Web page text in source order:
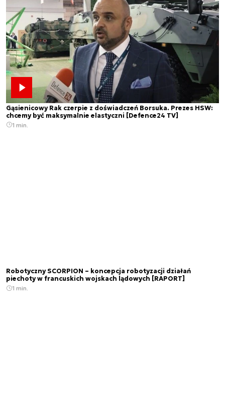
Gąsienicowy Rak czerpie z doświadczeń Borsuka. Prezes HSW:
chcemy być maksymalnie elastyczni [Defence24 TV]
1 min.
Robotyczny SCORPION – koncepcja robotyzacji działań
piechoty w francuskich wojskach lądowych [RAPORT]
1 min.